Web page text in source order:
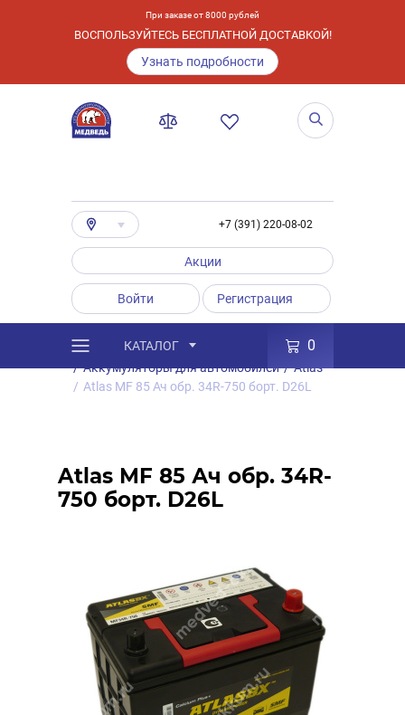
При заказе от 8000 рублей
ВОСПОЛЬЗУЙТЕСЬ БЕСПЛАТНОЙ ДОСТАВКОЙ!
Узнать подробности
+7 (391) 220-08-02
Акции
Войти Регистрация
КАТАЛОГ 0
Каталог / Товары
Аккумуляторы
/ Аккумуляторы для автомобилей / Atlas
/ Atlas MF 85 Ач обр. 34R-750 борт. D26L
Atlas MF 85 Ач обр. 34R-
750 борт. D26L